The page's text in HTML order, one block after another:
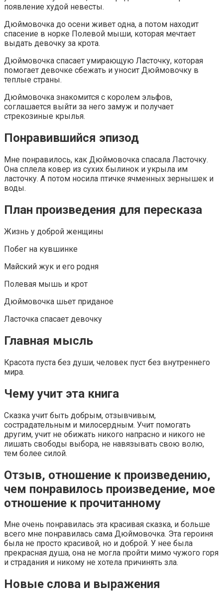
появление худой невесты.
Дюймовочка до осени живет одна, а потом находит
спасение в норке Полевой мыши, которая мечтает
выдать девочку за крота.
Дюймовочка спасает умирающую Ласточку, которая
помогает девочке сбежать и уносит Дюймовочку в
теплые страны.
Дюймовочка знакомится с королем эльфов,
соглашается выйти за него замуж и получает
стрекозиные крылья.
Понравившийся эпизод
Мне понравилось, как Дюймовочка спасала Ласточку.
Она сплела ковер из сухих былинок и укрыла им
ласточку. А потом носила птичке ячменных зернышек и
воды.
План произведения для пересказа
Жизнь у доброй женщины
Побег на кувшинке
Майский жук и его родня
Полевая мышь и крот
Дюймовочка шьет приданое
Ласточка спасает девочку
Главная мысль
Красота пуста без души, человек пуст без внутреннего
мира.
Чему учит эта книга
Сказка учит быть добрым, отзывчивым,
сострадательным и милосердным. Учит помогать
другим, учит не обижать никого напрасно и никого не
лишать свободы выбора, не навязывать свою волю,
тем более силой.
Отзыв, отношение к произведению,
чем понравилось произведение, мое
отношение к прочитанному
Мне очень понравилась эта красивая сказка, и больше
всего мне понравилась сама Дюймовочка. Эта героиня
была не просто красивой, но и доброй. У нее была
прекрасная душа, она не могла пройти мимо чужого горя
и страдания и никому не хотела причинять зла.
Новые слова и выражения